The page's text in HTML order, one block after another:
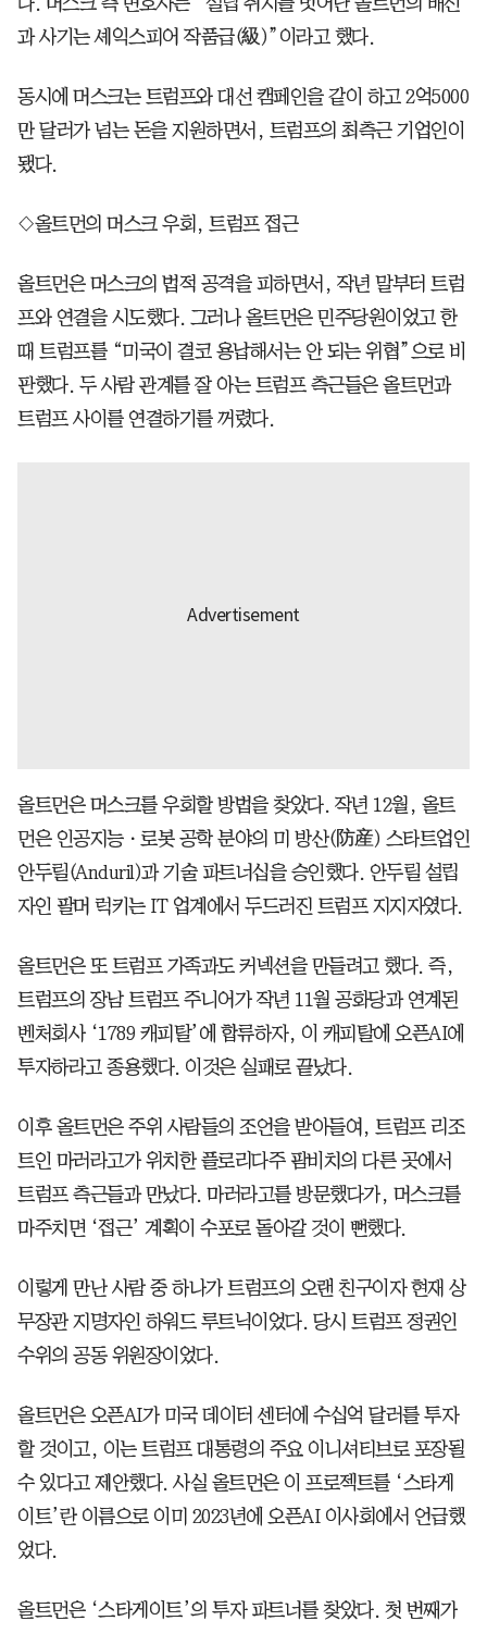
과 사기는 셰익스피어 작품급(級)”이라고 했다.
동시에 머스크는 트럼프와 대선 캠페인을 같이 하고 2억5000
만 달러가 넘는 돈을 지원하면서, 트럼프의 최측근 기업인이
됐다.
◇올트먼의 머스크 우회, 트럼프 접근
올트먼은 머스크의 법적 공격을 피하면서, 작년 말부터 트럼
프와 연결을 시도했다. 그러나 올트먼은 민주당원이었고 한
때 트럼프를 “미국이 결코 용납해서는 안 되는 위협”으로 비
판했다. 두 사람 관계를 잘 아는 트럼프 측근들은 올트먼과
트럼프 사이를 연결하기를 꺼렸다.
올트먼은 머스크를 우회할 방법을 찾았다. 작년 12월, 올트
먼은 인공지능ㆍ로봇 공학 분야의 미 방산(防産) 스타트업인
안두릴(Anduril)과 기술 파트너십을 승인했다. 안두릴 설립
자인 팔머 럭키는 IT 업계에서 두드러진 트럼프 지지자였다.
올트먼은 또 트럼프 가족과도 커넥션을 만들려고 했다. 즉,
트럼프의 장남 트럼프 주니어가 작년 11월 공화당과 연계된
벤처회사 ‘1789 캐피탈’에 합류하자, 이 캐피탈에 오픈AI에
투자하라고 종용했다. 이것은 실패로 끝났다.
이후 올트먼은 주위 사람들의 조언을 받아들여, 트럼프 리조
트인 마러라고가 위치한 플로리다주 팜비치의 다른 곳에서
트럼프 측근들과 만났다. 마러라고를 방문했다가, 머스크를
마주치면 ‘접근’ 계획이 수포로 돌아갈 것이 뻔했다.
이렇게 만난 사람 중 하나가 트럼프의 오랜 친구이자 현재 상
무장관 지명자인 하워드 루트닉이었다. 당시 트럼프 정권인
수위의 공동 위원장이었다.
올트먼은 오픈AI가 미국 데이터 센터에 수십억 달러를 투자
할 것이고, 이는 트럼프 대통령의 주요 이니셔티브로 포장될
수 있다고 제안했다. 사실 올트먼은 이 프로젝트를 ‘스타게
이트’란 이름으로 이미 2023년에 오픈AI 이사회에서 언급했
었다.
올트먼은 ‘스타게이트’의 투자 파트너를 찾았다. 첫 번째가